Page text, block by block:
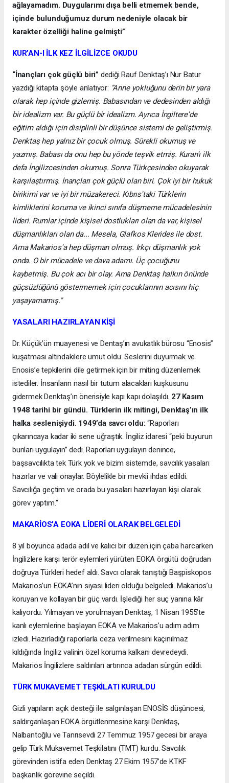
ağlayamadım. Duygularımı dışa belli etmemek bende,
içinde bulunduğumuz durum nedeniyle olacak bir
karakter özelliği haline gelmişti”
KUR’AN-I İLK KEZ İLGİLİZCE OKUDU
“İnançları çok güçlü biri” dediği Rauf Denktaş’ı Nur Batur
yazdığı kitapta şöyle anlatıyor: “Anne yokluğunu derin bir yara
olarak hep içinde gizlemiş. Babasından ve dedesinden aldığı
bir idealizm var. Bu güçlü bir idealizm. Ayrıca İngiltere'de
eğitim aldığı için disiplinli bir düşünce sistemi de geliştirmiş.
Denktaş hep yalnız bir çocuk olmuş. Sürekli okumuş ve
yazmış. Babası da onu hep bu yönde teşvik etmiş. Kuran'ı ilk
defa İngilizcesinden okumuş. Sonra Türkçesinden okuyarak
karşılaştırmış. İnançları çok güçlü olan biri. Çok iyi bir hukuk
birikimi var ve iyi bir müzakereci. Kıbrıs'taki Türklerin
kimliklerini koruma ve ikinci sınıfa düşmeme mücadelesinin
lideri. Rumlar içinde kişisel dostlukları olan da var, kişisel
düşmanlıkları olan da... Mesela, Glafkos Klerides ile dost.
Ama Makarios'a hep düşman olmuş. Irkçı düşmanlık yok
onda. O bir mücadele ve dava adamı. Üç çocuğunu
kaybetmiş. Bu çok acı bir olay. Ama Denktaş halkın önünde
güçsüzlüğünü göstermemek için çocuklarının acısını hiç
yaşayamamış."
YASALARI HAZIRLAYAN KİŞİ
Dr. Küçük’ün muayenesi ve Dentaş’ın avukatlık bürosu “Enosis”
kuşatması altındakilere umut oldu. Seslerini duyurmak ve
Enosis’e tepkilerini dile getirmek için bir miting düzenlemek
istediler. İnsanların nasıl bir tutum alacakları kuşkusunu
gidermek Denktaş’ın önerisiyle kapı kapı dolaşıldı. 27 Kasım
1948 tarihi bir gündü. Türklerin ilk mitingi, Denktaş’ın ilk
halka seslenişiydi. 1949’da savcı oldu:“Raporları
çıkarıncaya kadar iki sene uğraştık. İngiliz idaresi “peki buyurun
bunları uygulayın” dedi. Raporları uygulayın denince,
başsavcılıkta tek Türk yok ve bizim sistemde, savcılık yasaları
hazırlar ve vali onaylar. Böylelikle bir mevkii ihdas edildi.
Savcılığa geçtim ve orada bu yasaları hazırlayan kişi olarak
görev yaptım.”
MAKARİOS’A EOKA LİDERİ OLARAK BELGELEDİ
8 yıl boyunca adada adil ve kalıcı bir düzen için çaba harcarken
İngilizlere karşı terör eylemleri yürüten EOKA örgütü doğrudan
doğruya Türkleri hedef aldı. Savcı olarak tanıştığı Başpiskopos
Makarios’un EOKA’nın siyasi lideri olduğu belgeledi. Makarios’u
koruyan ve kollayan bir güç vardı. İşlediği her suç yanına kâr
kalıyordu. Yılmayan ve yorulmayan Denktaş, 1 Nisan 1955’te
kanlı eylemlerine başlayan EOKA ve Makarios’u adım adım
izledi. Hazırladığı raporlarla ceza verilmesini kaçınılmaz
kıldığında İngiliz valinin özel koruma kalkanı devredeydi.
Makarios İngilizlere saldırıları artırınca adadan sürgün edildi.
TÜRK MUKAVEMET TEŞKİLATI KURULDU
Gizli yapıların açık desteği ile salgınlaşan ENOSİS düşüncesi,
saldırganlaşan EOKA örgütlenmesine karşı Denktaş,
Nalbantoğlu ve Tanrısevdi 27 Temmuz 1957 gecesi bir araya
gelip Türk Mukavemet Teşkilatını (TMT) kurdu. Savcılık
görevinden istifa eden Denktaş 27 Ekim 1957’de KTKF
başkanlık görevine seçildi.